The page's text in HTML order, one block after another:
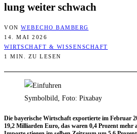
lung wei­ter schwach
VON WEBECHO BAMBERG
14. MAI 2026
WIRTSCHAFT & WISSENSCHAFT
1 MIN. ZU LESEN
Symbolbild, Foto: Pixabay
Die baye­ri­sche Wirt­schaft expor­tier­te im Febru­ar
19,2 Mil­li­ar­den Euro, das waren 0,4 Pro­zent mehr